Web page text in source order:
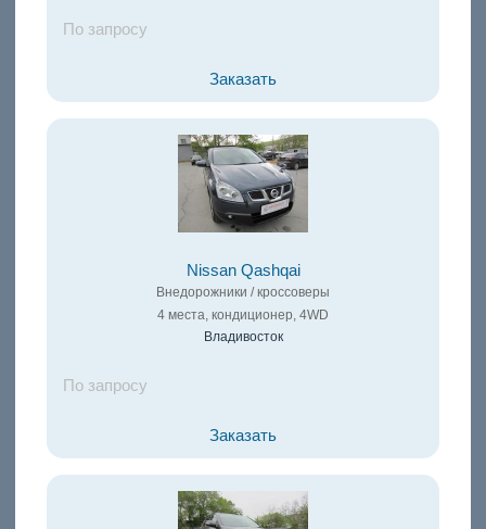
По запросу
Заказать
Nissan Qashqai
Внедорожники / кроссоверы
4 места, кондиционер, 4WD
Владивосток
По запросу
Заказать